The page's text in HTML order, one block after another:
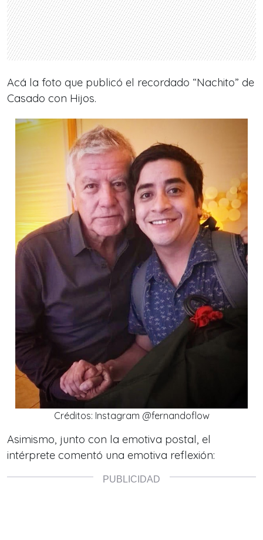
Acá la foto que publicó el recordado “Nachito” de
Casado con Hijos.
Créditos: Instagram @fernandoflow
Asimismo, junto con la emotiva postal, el
intérprete comentó una emotiva reflexión: